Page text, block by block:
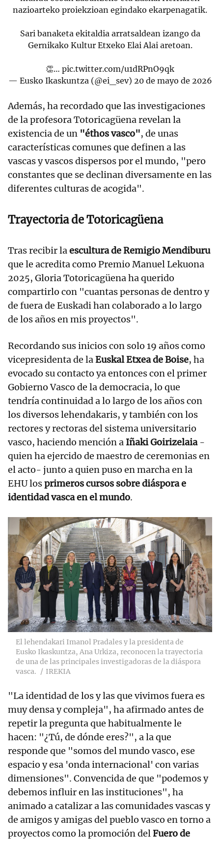
nazioarteko proiekzioan egindako ekarpenagatik.
Sari banaketa ekitaldia arratsaldean izango da
Gernikako Kultur Etxeko Elai Alai aretoan.
👏… pic.twitter.com/u1dRPnO9qk
— Eusko Ikaskuntza (@ei_sev) 20 de mayo de 2026
Además, ha recordado que las investigaciones
de la profesora Totoricagüena revelan la
existencia de un "éthos vasco", de unas
características comunes que definen a las
vascas y vascos dispersos por el mundo, "pero
constantes que se declinan diversamente en las
diferentes culturas de acogida".
Trayectoria de Totoricagüena
Tras recibir laescultura de Remigio Mendiburu
que le acredita como Premio Manuel Lekuona
2025, Gloria Totoricagüena ha querido
compartirlo con "cuantas personas de dentro y
de fuera de Euskadi han colaborado a lo largo
de los años en mis proyectos".
Recordando sus inicios con solo 19 años como
vicepresidenta de laEuskal Etxea de Boise, ha
evocado su contacto ya entonces con el primer
Gobierno Vasco de la democracia, lo que
tendría continuidad a lo largo de los años con
los diversos lehendakaris, y también con los
rectores y rectoras del sistema universitario
vasco, haciendo mención a Iñaki Goirizelaia-
quien ha ejercido de maestro de ceremonias en
el acto- junto a quien puso en marcha en la
EHU losprimeros cursos sobre diáspora e
identidad vasca en el mundo.
El lehendakari Imanol Pradales y la presidenta de
Eusko Ikaskuntza, Ana Urkiza, reconocen la trayectoria
de una de las principales investigadoras de la diáspora
vasca.
IREKIA
"La identidad de los y las que vivimos fuera es
muy densa y compleja", ha afirmado antes de
repetir la pregunta que habitualmente le
hacen: "¿Tú, de dónde eres?", a la que
responde que "somos del mundo vasco, ese
espacio y esa 'onda internacional' con varias
dimensiones". Convencida de que "podemos y
debemos influir en las instituciones", ha
animado a catalizar a las comunidades vascas y
de amigos y amigas del pueblo vasco en torno a
proyectos como la promoción delFuero de